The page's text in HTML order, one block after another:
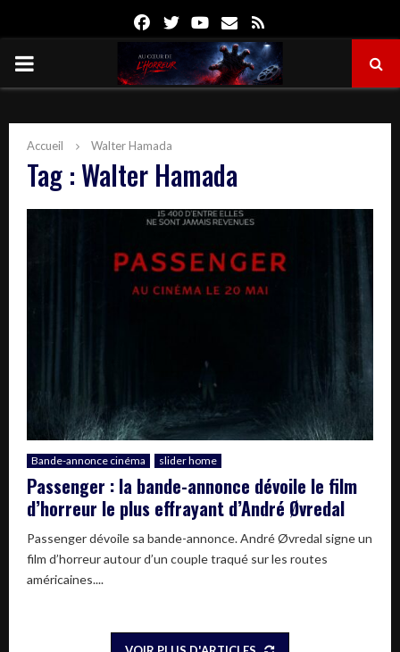
FacebookTwitterYoutube
Email
PRIMARY
Accueil Walter Hamada
Tag : Walter Hamada
Bande-annonce cinéma slider home
Passenger : la bande-annonce dévoile le film
d’horreur le plus effrayant d’André Øvredal
Passenger dévoile sa bande-annonce. André Øvredal signe un
film d’horreur autour d’un couple traqué sur les routes
américaines....